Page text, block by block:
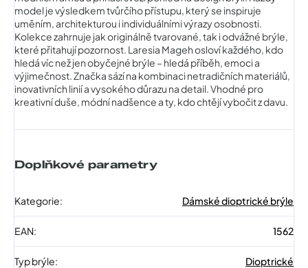
model je výsledkem tvůrčího přístupu, který se inspiruje
uměním, architekturou i individuálními výrazy osobnosti.
Kolekce zahrnuje jak originálně tvarované, tak i odvážné brýle,
které přitahují pozornost. Laresia Mageh osloví každého, kdo
hledá víc než jen obyčejné brýle – hledá příběh, emoci a
výjimečnost. Značka sází na kombinaci netradičních materiálů,
inovativních linií a vysokého důrazu na detail. Vhodné pro
kreativní duše, módní nadšence a ty, kdo chtějí vybočit z davu.
Doplňkové parametry
Kategorie: Dámské dioptrické brýle
EAN: 1562
Typ brýle: Dioptrické